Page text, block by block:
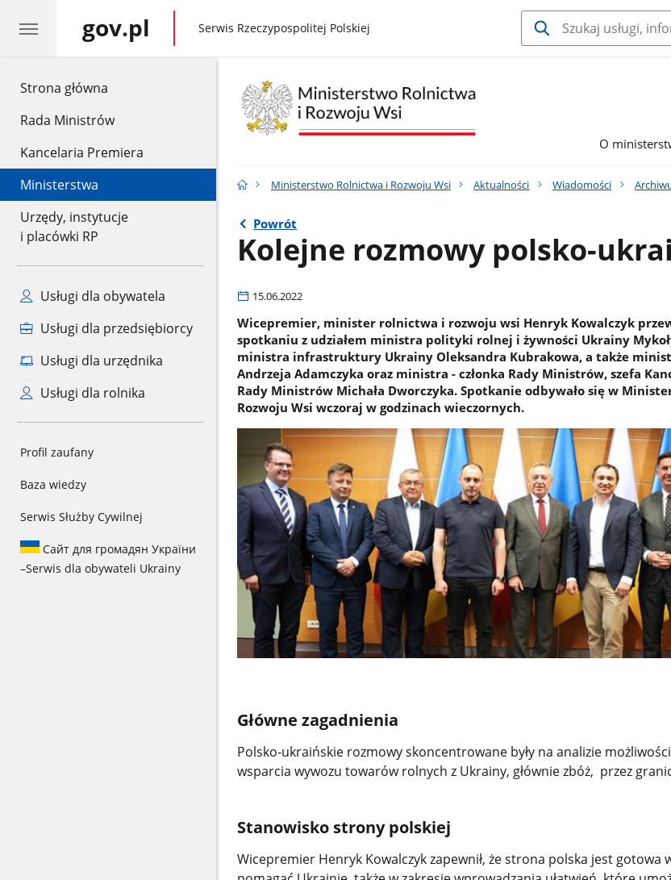
Strona główna
Rada Ministrów
Kancelaria Premiera
Ministerstwa
Urzędy, instytucje
i placówki RP
Usługi dla obywatela
Usługi dla przedsiębiorcy
Usługi dla urzędnika
Usługi dla rolnika
Profil zaufany
Baza wiedzy
Serwis Służby Cywilnej
Сайт для громадян України
–Serwis dla obywateli Ukrainy
gov.pl gov.pl
Serwis Rzeczypospolitej Polskiej
O
Ministerstwo Rolnictwa i Rozwoju Wsi Aktualności Wiadomości
Powrót
Kolejne rozmowy polsko-
15.06.2022
Wicepremier, minister rolnictwa i rozwoju wsi Henryk Kowalczyk
spotkaniu z udziałem ministra polityki rolnej i żywności Ukrainy
ministra infrastruktury Ukrainy Oleksandra Kubrakowa, a także
Andrzeja Adamczyka oraz ministra - członka Rady Ministrów, szefa
Rady Ministrów Michała Dworczyka. Spotkanie odbywało się w
Rozwoju Wsi wczoraj w godzinach wieczornych.
Główne zagadnienia
Polsko-ukraińskie rozmowy skoncentrowane były na analizie
wsparcia wywozu towarów rolnych z Ukrainy, głównie zbóż, przez
Stanowisko strony polskiej
Wicepremier Henryk Kowalczyk zapewnił, że strona polska jest gotowa